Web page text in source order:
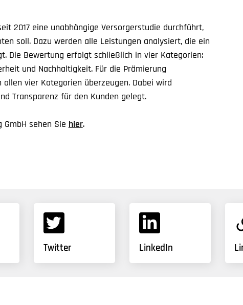
2017 eine unabhängige Versorgerstudie durchführt,
soll. Dazu werden alle Leistungen analysiert, die ein
Die Bewertung erfolgt schließlich in vier Kategorien:
und Nachhaltigkeit. Für die Prämierung
vier Kategorien überzeugen. Dabei wird
Transparenz für den Kunden gelegt.
sehen Sie hier.
Twitter LinkedIn